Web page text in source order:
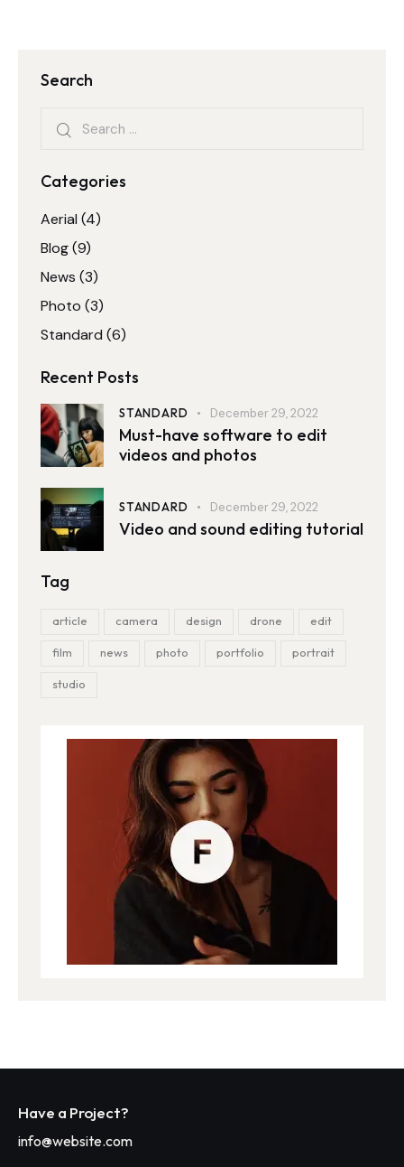
Search
Categories
Aerial (4)
Blog(9)
News (3)
Photo (3)
Standard (6)
Recent Posts
STANDARD December 29, 2022
Must-have software to edit
videos and photos
STANDARD December 29, 2022
Video and sound editing tutorial
Tag
article camera design drone edit
film news photo portfolio portrait
studio
Have a Project?
info@website.com